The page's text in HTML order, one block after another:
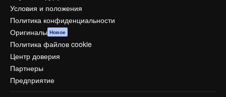
Условия и положения
Политика конфиденциальности
Оригиналы Новое
Политика файлов cookie
Центр доверия
Партнеры
Предприятие